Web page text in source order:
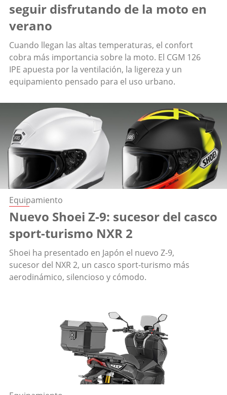
seguir disfrutando de la moto en
verano
Cuando llegan las altas temperaturas, el confort
cobra más importancia sobre la moto. El CGM 126
IPE apuesta por la ventilación, la ligereza y un
equipamiento pensado para el uso urbano.
Equipamiento
Nuevo Shoei Z-9: sucesor del casco
sport-turismo NXR 2
Shoei ha presentado en Japón el nuevo Z-9,
sucesor del NXR 2, un casco sport-turismo más
aerodinámico, silencioso y cómodo.